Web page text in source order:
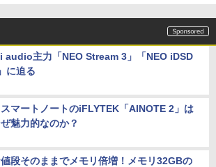
audio主力「NEO Stream 3」「NEO iDSD
に迫る
マートノートのiFLYTEK「AINOTE 2」は
魅力的なのか？
段そのままでメモリ倍増！メモリ32GBの